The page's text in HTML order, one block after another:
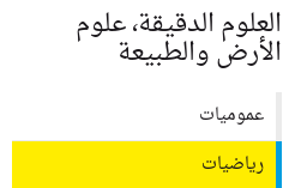
العلوم الدقيقة، علوم
الأرض والطبيعة
عموميات
رياضيات